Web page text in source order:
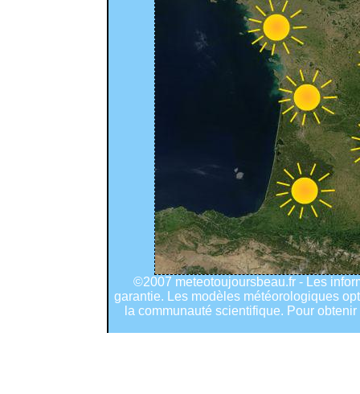
©2007 meteotoujoursbeau.fr - Les
garantie. Les modèles météorologiques
la communauté scientifique. Pour